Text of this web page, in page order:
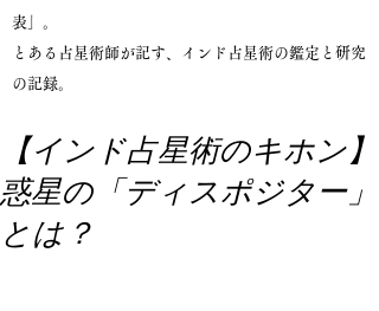
表」。
とある占星術師が記す、インド占星術の鑑定と研究
の記録。
【インド占星術のキホン】
惑星の「ディスポジター」
とは？